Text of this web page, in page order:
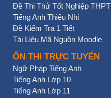
Đề Thi Thử Tốt Nghiệp THPT
Tiếng Anh Thiếu Nhi
Đề Kiểm Tra 1 Tiết
Tài Liệu Mã Nguồn Moodle
ÔN THI TRỰC TUYẾN
Ngữ Pháp Tiếng Anh
Tiếng Anh Lớp 10
Tiếng Anh Lớp 11